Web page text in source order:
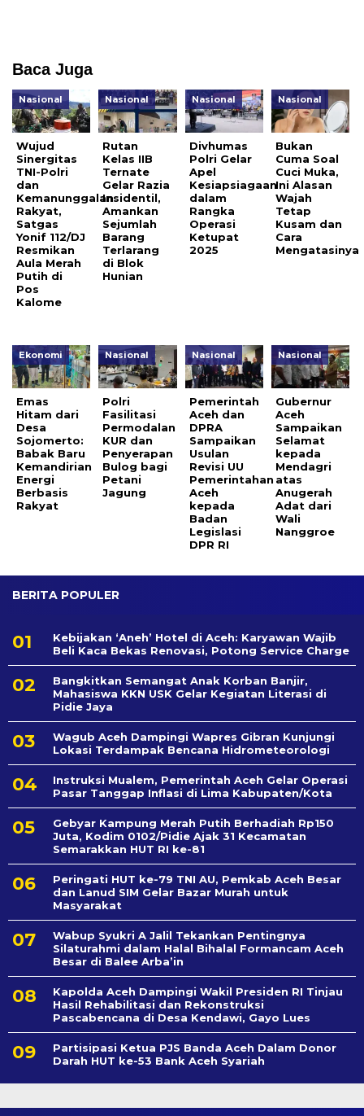
Baca Juga
Nasional
Wujud
Sinergitas
TNI-Polri
dan
Kemanunggalan
Rakyat,
Satgas
Yonif 112/DJ
Resmikan
Aula Merah
Putih di
Pos
Kalome
Nasional
Rutan
Kelas IIB
Ternate
Gelar Razia
Insidentil,
Amankan
Sejumlah
Barang
Terlarang
di Blok
Hunian
Nasional
Divhumas
Polri Gelar
Apel
Kesiapsiagaan
dalam
Rangka
Operasi
Ketupat
2025
Nasional
Bukan
Cuma Soal
Cuci Muka,
Ini Alasan
Wajah
Tetap
Kusam dan
Cara
Mengatasinya
Ekonomi
Emas
Hitam dari
Desa
Sojomerto:
Babak Baru
Kemandirian
Energi
Berbasis
Rakyat
Nasional
Polri
Fasilitasi
Permodalan
KUR dan
Penyerapan
Bulog bagi
Petani
Jagung
Nasional
Pemerintah
Aceh dan
DPRA
Sampaikan
Usulan
Revisi UU
Pemerintahan
Aceh
kepada
Badan
Legislasi
DPR RI
Nasional
Gubernur
Aceh
Sampaikan
Selamat
kepada
Mendagri
atas
Anugerah
Adat dari
Wali
Nanggroe
BERITA POPULER
Kebijakan ‘Aneh’ Hotel di Aceh: Karyawan Wajib
Beli Kaca Bekas Renovasi, Potong Service Charge
Bangkitkan Semangat Anak Korban Banjir,
Mahasiswa KKN USK Gelar Kegiatan Literasi di
Pidie Jaya
Wagub Aceh Dampingi Wapres Gibran Kunjungi
Lokasi Terdampak Bencana Hidrometeorologi
Instruksi Mualem, Pemerintah Aceh Gelar Operasi
Pasar Tanggap Inflasi di Lima Kabupaten/Kota
Gebyar Kampung Merah Putih Berhadiah Rp150
Juta, Kodim 0102/Pidie Ajak 31 Kecamatan
Semarakkan HUT RI ke-81
Peringati HUT ke-79 TNI AU, Pemkab Aceh Besar
dan Lanud SIM Gelar Bazar Murah untuk
Masyarakat
Wabup Syukri A Jalil Tekankan Pentingnya
Silaturahmi dalam Halal Bihalal Formancam Aceh
Besar di Balee Arba’in
Kapolda Aceh Dampingi Wakil Presiden RI Tinjau
Hasil Rehabilitasi dan Rekonstruksi
Pascabencana di Desa Kendawi, Gayo Lues
Partisipasi Ketua PJS Banda Aceh Dalam Donor
Darah HUT ke-53 Bank Aceh Syariah